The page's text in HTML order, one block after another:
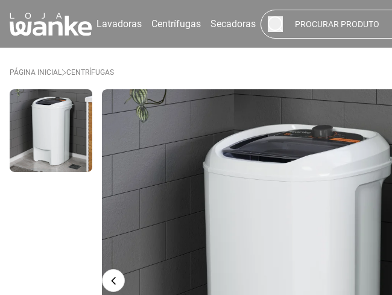
Lavadoras Centrífugas Secadoras
PÁGINA INICIAL CENTRÍFUGAS